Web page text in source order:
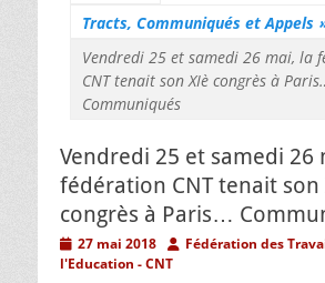
Tracts, Communiqués et Appels
Vendredi 25 et samedi 26 mai, la
CNT tenait son XIè congrès à
Communiqués
Vendredi 25 et samedi 26
fédération CNT tenait son
congrès à Paris…
Posted
on
27 mai 2018 AuthorFédération des
l'Education - CNT